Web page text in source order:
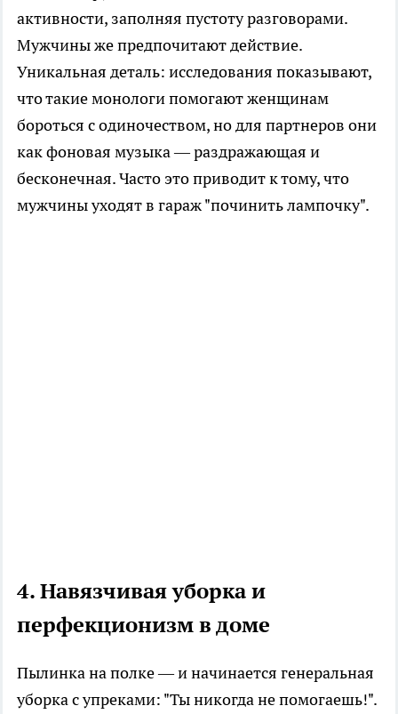
активности, заполняя пустоту разговорами.
Мужчины же предпочитают действие.
Уникальная деталь: исследования показывают,
что такие монологи помогают женщинам
бороться с одиночеством, но для партнеров они
как фоновая музыка — раздражающая и
бесконечная. Часто это приводит к тому, что
мужчины уходят в гараж "починить лампочку".
4. Навязчивая уборка и
перфекционизм в доме
Пылинка на полке — и начинается генеральная
уборка с упреками: "Ты никогда не помогаешь!".